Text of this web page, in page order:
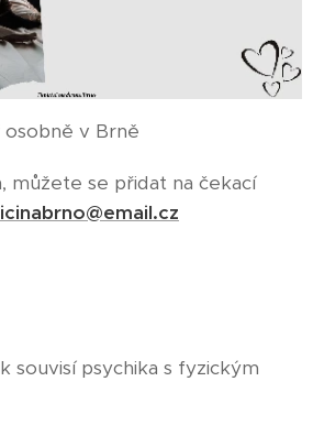
osobně v Brně
můžete se přidat na čekací
souvisí psychika s fyzickým